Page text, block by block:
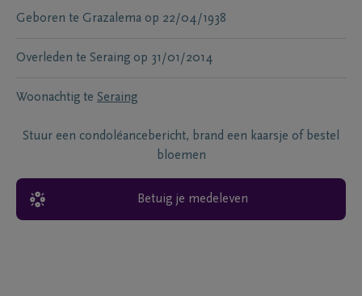
Geboren te Grazalema op 22/04/1938
Overleden te Seraing op 31/01/2014
Woonachtig te Seraing
Stuur een condoléancebericht, brand een kaarsje of bestel
bloemen
Betuig je medeleven